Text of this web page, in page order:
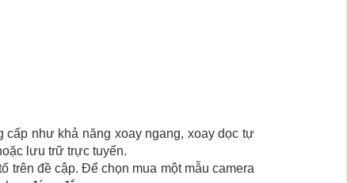
như khả năng xoay ngang, xoay dọc tự
lưu trữ trực tuyến.
trên đề cập. Để chọn mua một mẫu camera